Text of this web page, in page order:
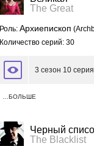
The Great
Роль: Архиепископ
Количество серий: 30
3 сезон 10 серия
…БОЛЬШЕ
Черный
The Blacklist